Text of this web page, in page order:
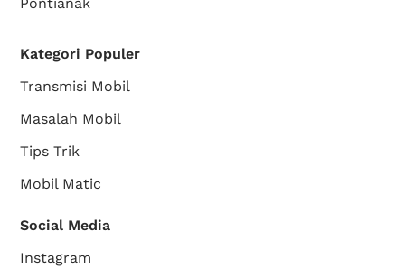
Kategori Populer
Transmisi Mobil
Masalah Mobil
Tips Trik
Mobil Matic
Social Media
Instagram